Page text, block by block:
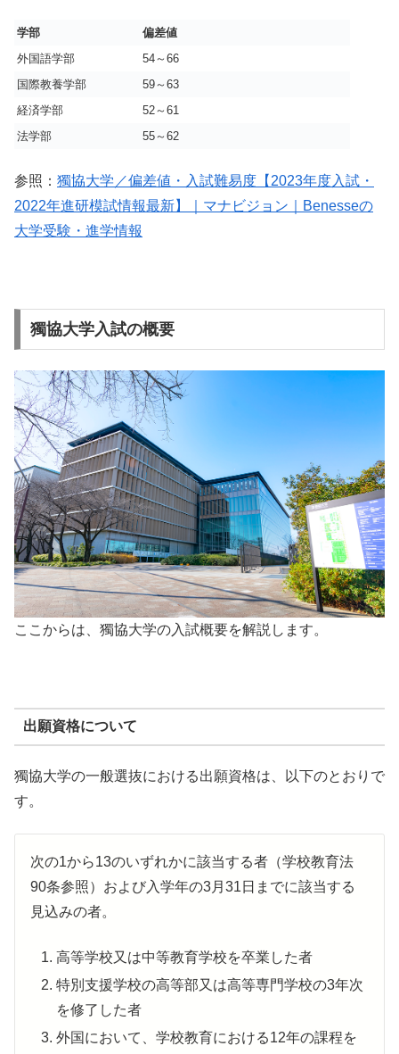
学部
偏差値
外国語学部
54～66
国際教養学部
59～63
経済学部
52～61
法学部
55～62
参照： 獨協大学／偏差値・入試難易度【2023年度入試・
2022年進研模試情報最新】｜マナビジョン｜Benesseの
大学受験・進学情報
獨協大学入試の概要
ここからは、獨協大学の入試概要を解説します。
出願資格について
獨協大学の一般選抜における出願資格は、以下のとおりで
す。
次の1から13のいずれかに該当する者（学校教育法
90条参照）および入学年の3月31日までに該当する
見込みの者。
高等学校又は中等教育学校を卒業した者
特別支援学校の高等部又は高等専門学校の3年次
を修了した者
外国において、学校教育における12年の課程を